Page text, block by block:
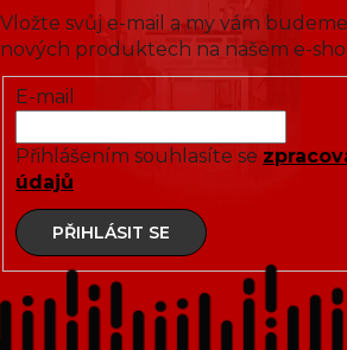
Vložte svůj e-mail a my vám
nových produktech na našem e-
E-mail
Přihlášením souhlasíte se
údajů
PŘIHLÁSIT SE